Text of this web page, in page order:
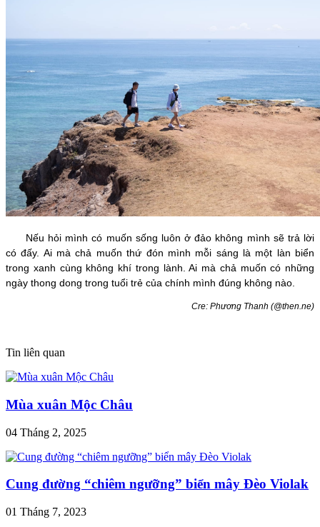
Nếu hỏi mình có muốn sống luôn ở đảo không mình sẽ trả lời
có đấy. Ai mà chả muốn thứ đón mình mỗi sáng là một làn biển
trong xanh cùng không khí trong lành. Ai mà chả muốn có những
ngày thong dong trong tuổi trẻ của chính mình đúng không nào.
Cre: Phương Thanh (@then.ne)
Tin liên quan
Mùa xuân Mộc Châu
04 Tháng 2, 2025
Cung đường “chiêm ngưỡng” biển mây Đèo Violak
01 Tháng 7, 2023